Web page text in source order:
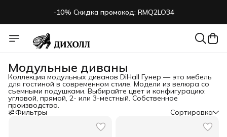
-10% Скидка промокод: RMQ2LO34
Модульные диваны
Коллекция модульных диванов DiHall Гунер — это мебель
для гостиной в современном стиле. Модели из велюра со
съемными подушками. Выбирайте цвет и конфигурацию:
угловой, прямой, 2- или 3-местный. Собственное
производство.
Фильтры Сортировка